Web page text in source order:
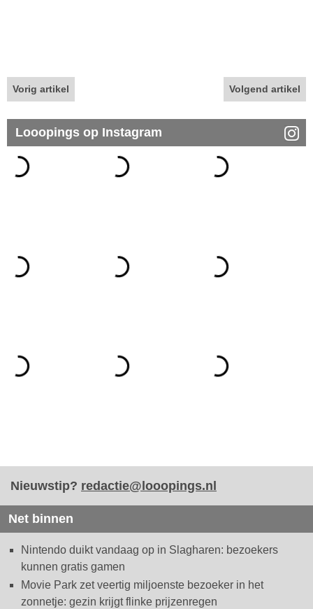
Vorig artikel Volgend artikel
Looopings op Instagram
Nieuwstip? redactie@looopings.nl
Net binnen
Nintendo duikt vandaag op in Slagharen: bezoekers
kunnen gratis gamen
Movie Park zet veertig miljoenste bezoeker in het
zonnetje: gezin krijgt flinke prijzenregen